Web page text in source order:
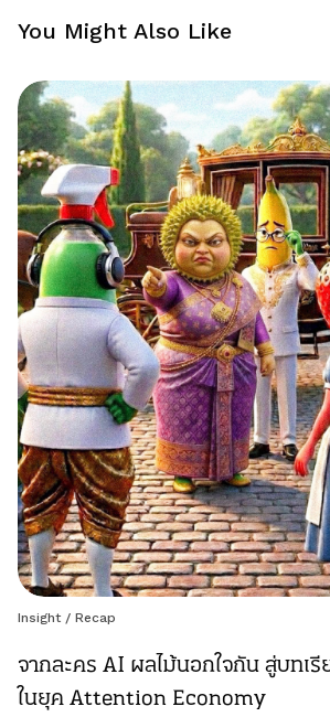
You Might Also Like
Insight / Recap
จากละคร AI ผลไม้นอกใจกัน สู่บทเ
ในยุค Attention Economy